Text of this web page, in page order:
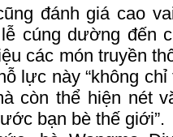
đánh giá cao
cúng dường đến
các món truyền
lực này “không
còn thể hiện nét
bạn bè thế giới”.